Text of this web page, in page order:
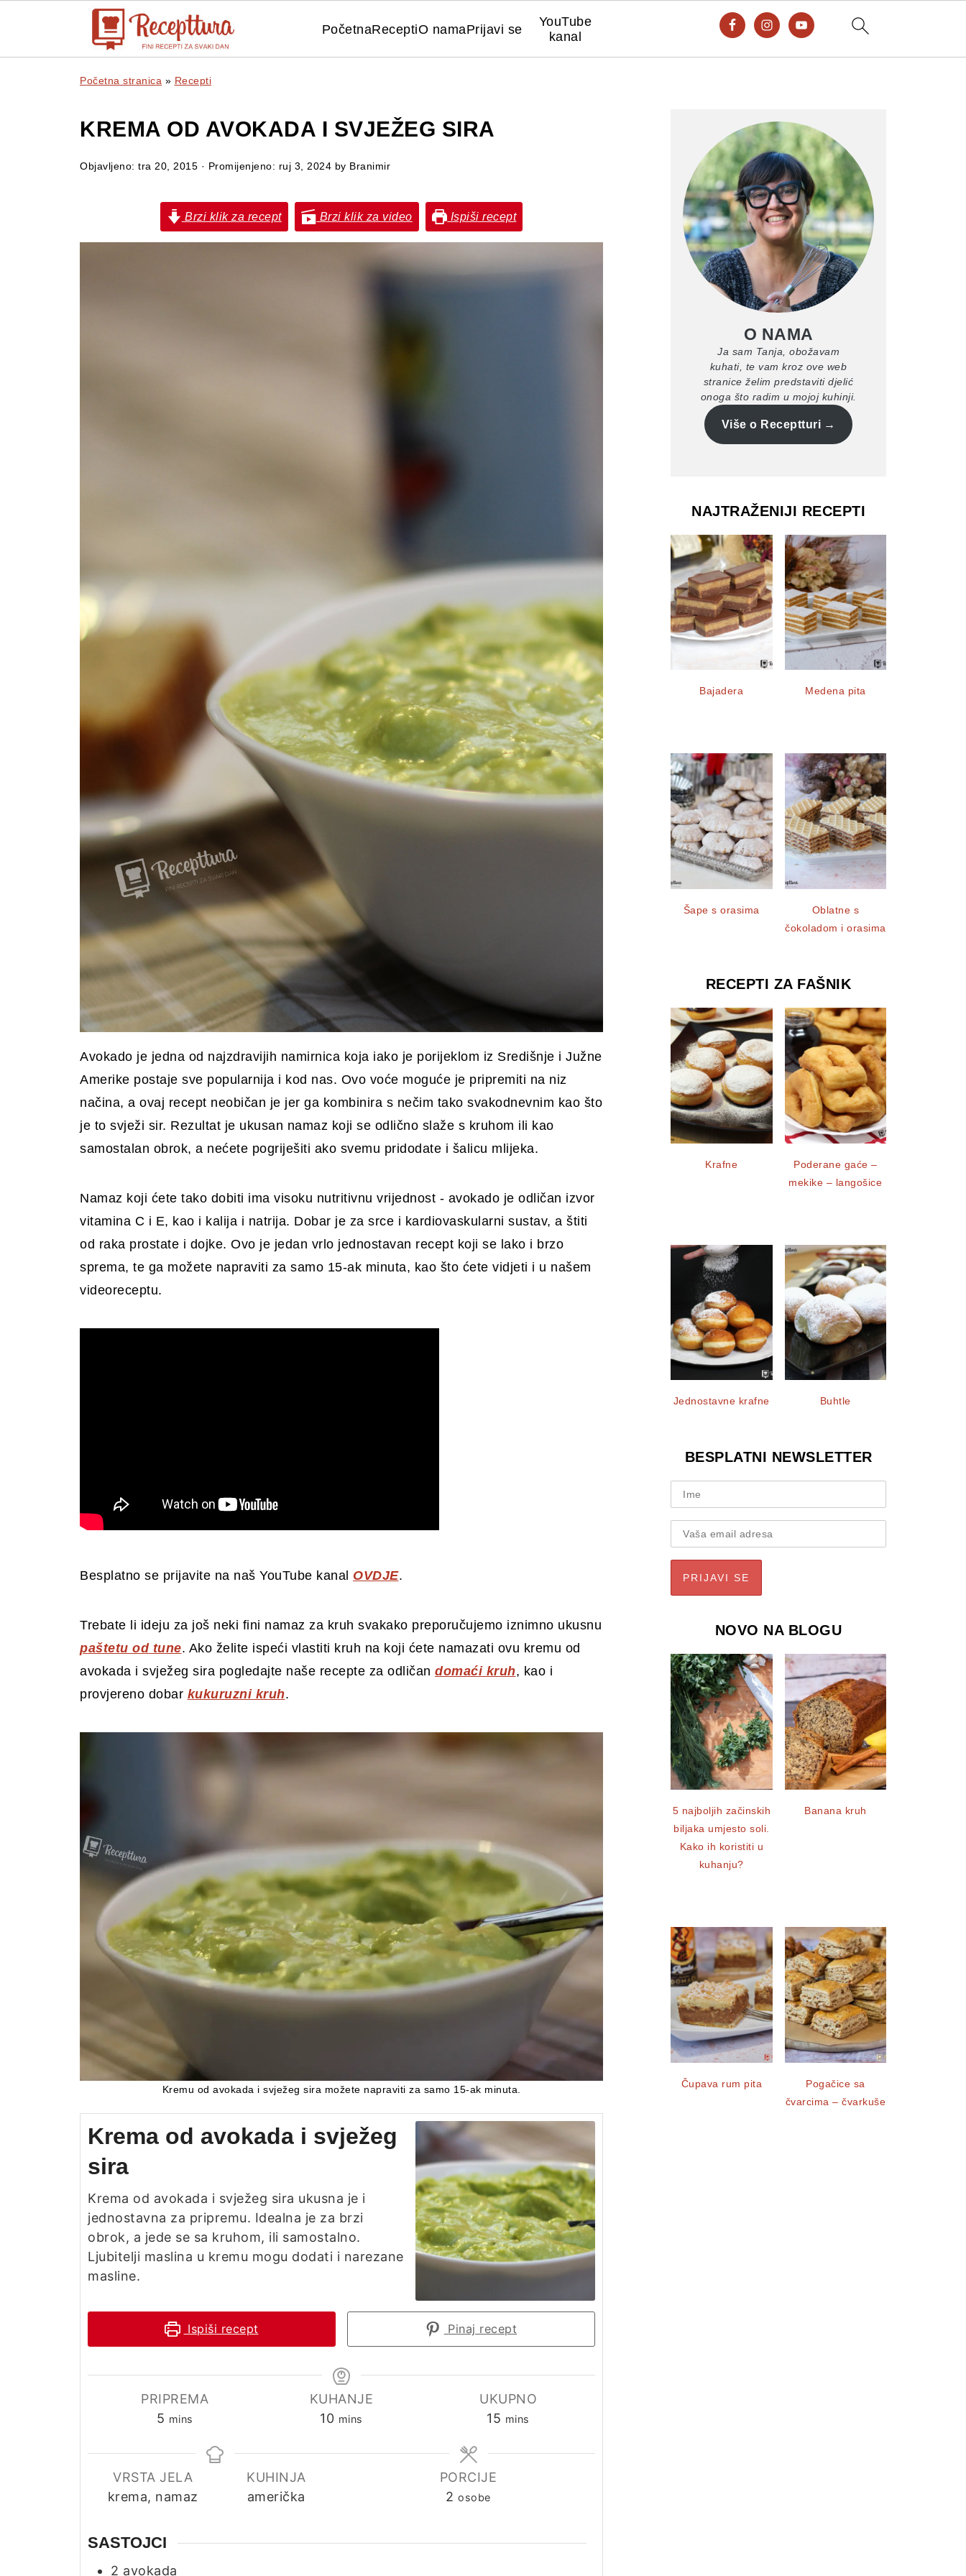
PočetnaReceptiO namaPrijavi se
YouTube
kanal
Početna stranica » Recepti
KREMA OD AVOKADA I SVJEŽEG SIRA
Objavljeno: tra 20, 2015 · Promijenjeno: ruj 3, 2024 by Branimir
Brzi klik za recept Brzi klik za video Ispiši recept
Avokado je jedna od najzdravijih namirnica koja iako je porijeklom iz Središnje i Južne
Amerike postaje sve popularnija i kod nas. Ovo voće moguće je pripremiti na niz
načina, a ovaj recept neobičan je jer ga kombinira s nečim tako svakodnevnim kao što
je to svježi sir. Rezultat je ukusan namaz koji se odlično slaže s kruhom ili kao
samostalan obrok, a nećete pogriješiti ako svemu pridodate i šalicu mlijeka.
Namaz koji ćete tako dobiti ima visoku nutritivnu vrijednost - avokado je odličan izvor
vitamina C i E, kao i kalija i natrija. Dobar je za srce i kardiovaskularni sustav, a štiti
od raka prostate i dojke. Ovo je jedan vrlo jednostavan recept koji se lako i brzo
sprema, te ga možete napraviti za samo 15-ak minuta, kao što ćete vidjeti i u našem
videoreceptu.
Besplatno se prijavite na naš YouTube kanal OVDJE.
Trebate li ideju za još neki fini namaz za kruh svakako preporučujemo iznimno ukusnu
paštetu od tune. Ako želite ispeći vlastiti kruh na koji ćete namazati ovu kremu od
avokada i svježeg sira pogledajte naše recepte za odličan domaći kruh, kao i
provjereno dobar kukuruzni kruh.
Kremu od avokada i svježeg sira možete napraviti za samo 15-ak minuta.
Krema od avokada i svježeg
sira
Krema od avokada i svježeg sira ukusna je i
jednostavna za pripremu. Idealna je za brzi
obrok, a jede se sa kruhom, ili samostalno.
Ljubitelji maslina u kremu mogu dodati i narezane
masline.
Ispiši recept Pinaj recept
PRIPREMA
5 minutes
mins
KUHANJE
10minutes
mins
UKUPNO
15 minutes
mins
VRSTA JELA
krema, namaz
KUHINJA
američka
PORCIJE
2 osobe
SASTOJCI
2 avokada
O NAMA
Ja sam Tanja, obožavam
kuhati, te vam kroz ove web
stranice želim predstaviti djelić
onoga što radim u mojoj kuhinji.
Više o Receptturi
NAJTRAŽENIJI RECEPTI
Bajadera Medena pita
Šape s orasima
Oblatne s
čokoladom i orasima
RECEPTI ZA FAŠNIK
Krafne
Poderane gaće –
mekike – langošice
Jednostavne krafne Buhtle
BESPLATNI NEWSLETTER
NOVO NA BLOGU
5 najboljih začinskih
biljaka umjesto soli.
Kako ih koristiti u
kuhanju?
Banana kruh
Čupava rum pita
Pogačice sa
čvarcima – čvarkuše